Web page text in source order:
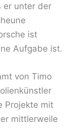
er unter der
ist
Aufgabe ist.
von Timo
Projekte mit
mittlerweile